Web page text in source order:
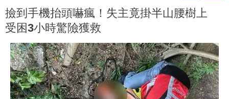
撿到手機抬頭嚇瘋！失主竟掛半山腰樹上
受困3小時驚險獲救